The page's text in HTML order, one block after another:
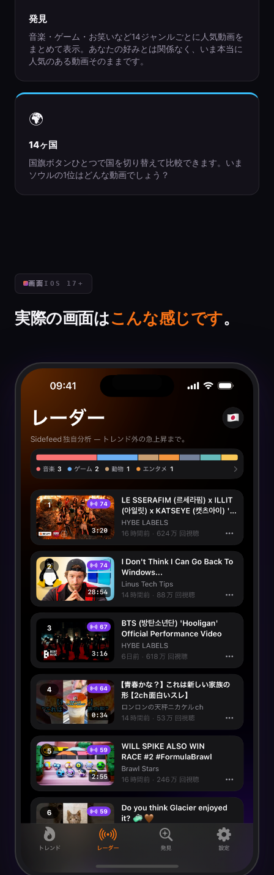
発見
音楽・ゲーム・お笑いなど14ジャンルごとに人気動画を
まとめて表示。あなたの好みとは関係なく、いま本当に
人気のある動画そのままです。
🌍
14ヶ国
国旗ボタンひとつで国を切り替えて比較できます。いま
ソウルの1位はどんな動画でしょう？
画面 IOS 17+
実際の画面はこんな感じです。